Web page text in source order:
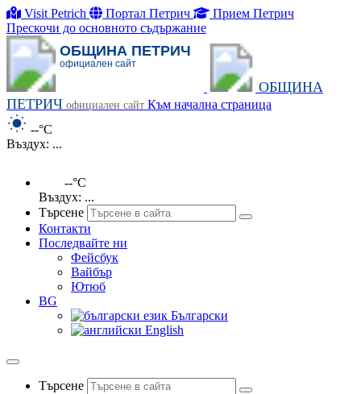
Visit Petrich Портал Петрич
Прием Петрич
Прескочи до основното съдържание
ОБЩИНА ПЕТРИЧ
официален сайт
ОБЩИНА
ПЕТРИЧ официален сайт Към начална страница
--°C
Въздух: ...
--°C
Въздух: ...
Търсене
Контакти
Последвайте ни
Фейсбук
Вайбър
Ютюб
BG
Български
English
Търсене